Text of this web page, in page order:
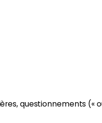
questionnements («